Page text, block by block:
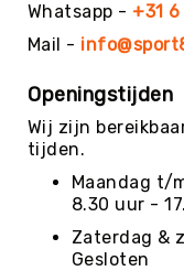
Poull
Ball
Rugby
Whatsapp - +31
Mail -
Openingstijden
Wij zijn
tijden.
Maandag t/
8.30 uur -
Zaterdag &
Gesloten